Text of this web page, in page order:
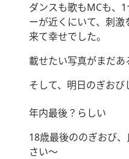
ダンスも歌もMCも、
ーが近くにいて、刺
来て幸せでした。
載せたい写真がまだあ
そして、明日のぎおび
年内最後？らしい
18歳最後ののぎおび
さい〜